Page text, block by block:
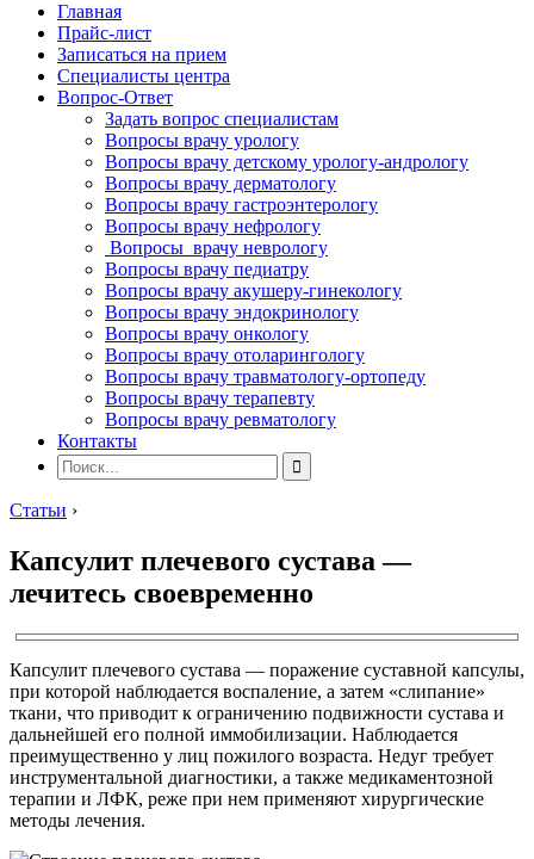
Главная
Прайс-лист
Записаться на прием
Специалисты центра
Вопрос-Ответ
Задать вопрос специалистам
Вопросы врачу урологу
Вопросы врачу детскому урологу-андрологу
Вопросы врачу дерматологу
Вопросы врачу гастроэнтерологу
Вопросы врачу нефрологу
Вопросы врачу неврологу
Вопросы врачу педиатру
Вопросы врачу акушеру-гинекологу
Вопросы врачу эндокринологу
Вопросы врачу онкологу
Вопросы врачу отоларингологу
Вопросы врачу травматологу-ортопеду
Вопросы врачу терапевту
Вопросы врачу ревматологу
Контакты
Статьи ›
Капсулит плечевого сустава —
лечитесь своевременно
Капсулит плечевого сустава — поражение суставной капсулы,
при которой наблюдается воспаление, а затем «слипание»
ткани, что приводит к ограничению подвижности сустава и
дальнейшей его полной иммобилизации. Наблюдается
преимущественно у лиц пожилого возраста. Недуг требует
инструментальной диагностики, а также медикаментозной
терапии и ЛФК, реже при нем применяют хирургические
методы лечения.